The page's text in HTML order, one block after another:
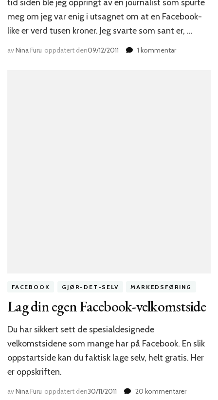
tid siden ble jeg oppringt av en journalist som spurte
meg om jeg var enig i utsagnet om at en Facebook-
like er verd tusen kroner. Jeg svarte som sant er, …
avNina Furu oppdatert den09/12/2011 1 kommentartil
FACEBOOK GJØR-DET-SELV MARKEDSFØRING
Lag din egen Facebook-velkomstside
Du har sikkert sett de spesialdesignede
velkomstsidene som mange har på Facebook. En slik
oppstartside kan du faktisk lage selv, helt gratis. Her
er oppskriften.
avNina Furu oppdatert den30/11/2011 20 kommentarertil